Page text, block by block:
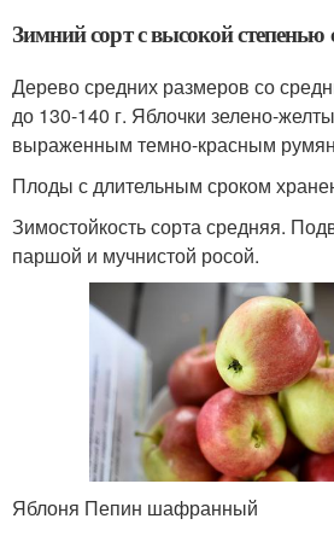
Зимний сорт с высокой степенью
Дерево средних размеров со
до 130-140 г. Яблочки зелено-
выраженным темно-красным
Плоды с длительным сроком
Зимостойкость сорта средняя.
паршой и мучнистой росой.
Яблоня Пепин шафранный